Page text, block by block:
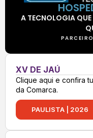
A TECNOLOGIA
XV DE JAÚ
Clique aqui e confira
da Comarca.
PAULISTA | 2026